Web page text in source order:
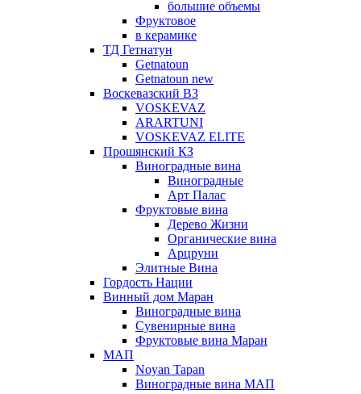
большие объемы
Фруктовое
в керамике
ТД Гетнатун
Getnatoun
Getnatoun new
Воскевазский ВЗ
VOSKEVAZ
ARARTUNI
VOSKEVAZ ELITE
Прошянский КЗ
Виноградные вина
Виноградные
Арт Палас
Фруктовые вина
Дерево Жизни
Органические вина
Арцруни
Элитные Вина
Гордость Нации
Винный дом Маран
Виноградные вина
Сувенирные вина
Фруктовые вина Маран
МАП
Noyan Tapan
Виноградные вина МАП